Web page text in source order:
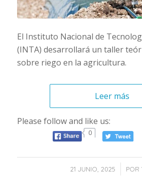
El Instituto Nacional de
(INTA) desarrollará un taller
sobre riego en la agricultura.
Leer más
Please follow and like us:
0
21 JUNIO, 2025
/ POR